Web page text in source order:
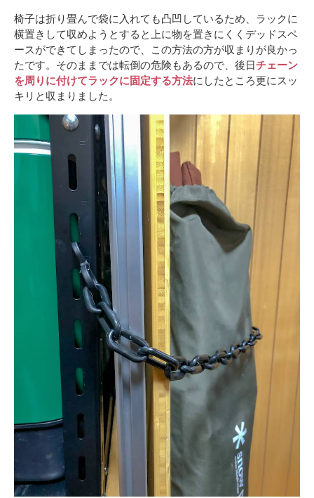
椅子は折り畳んで袋に入れても凸凹しているため、ラックに
横置きして収めようとすると上に物を置きにくくデッドスペ
ースができてしまったので、この方法の方が収まりが良かっ
たです。そのままでは転倒の危険もあるので、後日チェーン
を周りに付けてラックに固定する方法にしたところ更にスッ
キリと収まりました。